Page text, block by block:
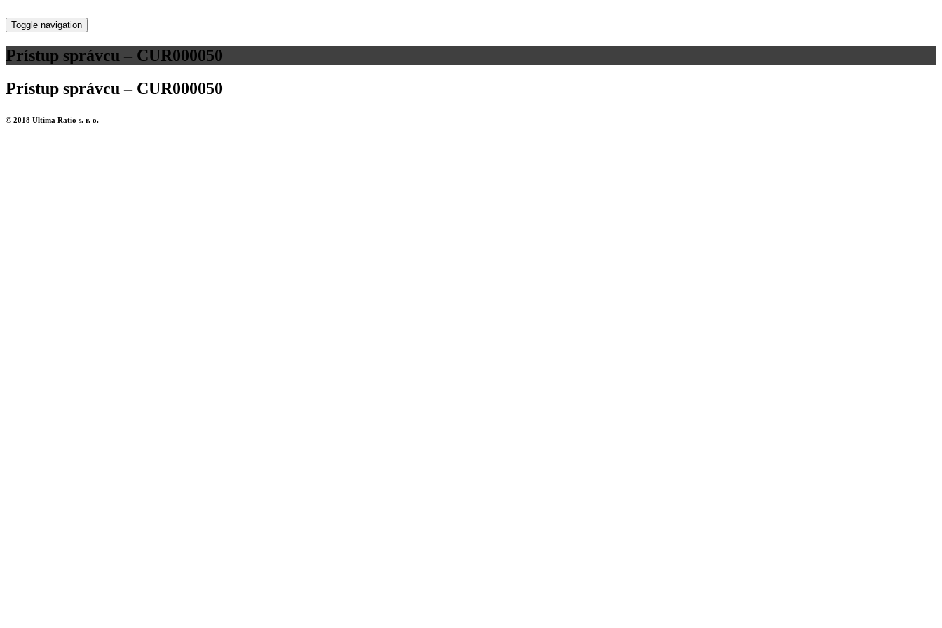
Toggle navigation
Prístup správcu – CUR000050
Prístup správcu – CUR000050
© 2018 Ultima Ratio s. r. o.